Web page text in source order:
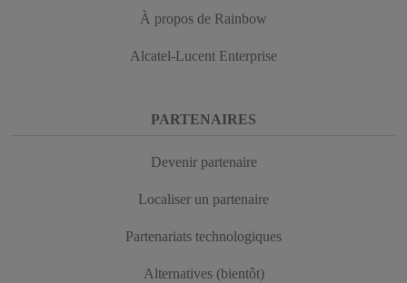
À propos de Rainbow
Alcatel-Lucent Enterprise
PARTENAIRES
Devenir partenaire
Localiser un partenaire
Partenariats technologiques
Alternatives (bientôt)